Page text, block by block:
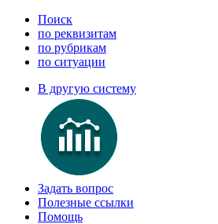
Поиск
по реквизитам
по рубрикам
по ситуации
В другую систему
Задать вопрос
Полезные ссылки
Помощь